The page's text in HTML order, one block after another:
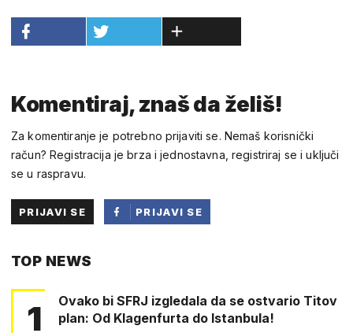
Komentiraj, znaš da želiš!
Za komentiranje je potrebno prijaviti se. Nemaš korisnički
račun? Registracija je brza i jednostavna, registriraj se i uključi
se u raspravu.
PRIJAVI SE
PRIJAVI SE
TOP NEWS
1
Ovako bi SFRJ izgledala da se ostvario Titov
plan: Od Klagenfurta do Istanbula!